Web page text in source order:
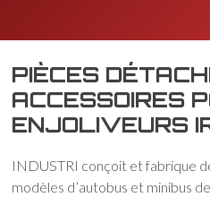
PIÈCES
ACCESSOIRES
ENJOLIVEURS
INDUSTRI conçoit et fabrique
modèles d’autobus et minibus